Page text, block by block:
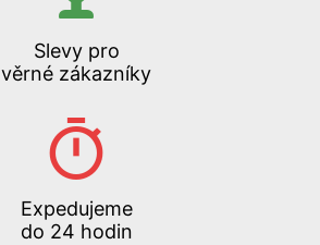
Slevy pro
věrné zákazníky
Expedujeme
do 24 hodin